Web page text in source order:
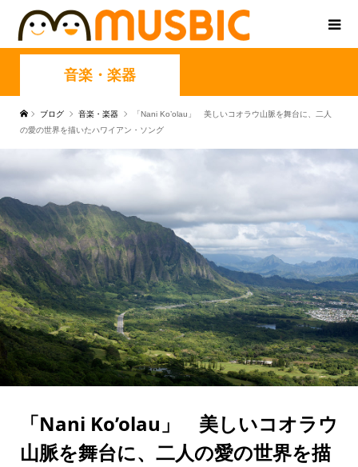
音楽・楽器
ブログ 音楽・楽器
「Nani Ko’olau」 美しいコオラウ山脈を舞台に、二人
の愛の世界を描いたハワイアン・ソング
「Nani Ko’olau」 美しいコオラウ
山脈を舞台に、二人の愛の世界を描